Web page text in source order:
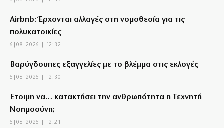
Airbnb: Έρχονται αλλαγές στη νομοθεσία για τις
πολυκατοικίες
6|08|2026 | 12:32
Βαρύγδουπες εξαγγελίες με το βλέμμα στις εκλογές
6|08|2026 | 12:30
Έτοιμη να… κατακτήσει την ανθρωπότητα η Τεχνητή
Νοημοσύνη;
6|08|2026 | 12:21